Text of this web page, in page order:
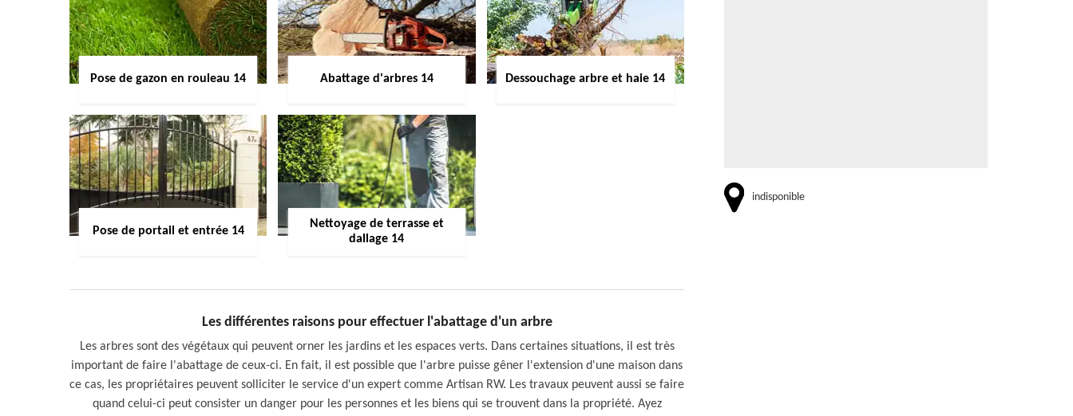
Pose de gazon en rouleau 14 Abattage d'arbres 14 Dessouchage arbre et haie 14
Pose de portail et entrée 14
Nettoyage de terrasse et
dallage 14
Les différentes raisons pour effectuer l'abattage d'un arbre
Les arbres sont des végétaux qui peuvent orner les jardins et les espaces verts. Dans certaines situations, il est très
important de faire l'abattage de ceux-ci. En fait, il est possible que l'arbre puisse gêner l'extension d'une maison dans
ce cas, les propriétaires peuvent solliciter le service d'un expert comme Artisan RW. Les travaux peuvent aussi se faire
quand celui-ci peut consister un danger pour les personnes et les biens qui se trouvent dans la propriété. Ayez
indisponible